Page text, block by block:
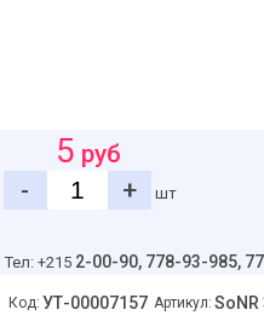
5 руб
-
+ шт
Тел: +215 2-00-90, 778-93-985,
Код: УТ-00007157 Артикул: SoNR